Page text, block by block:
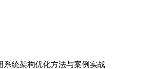
系统架构优化方法与案例实战